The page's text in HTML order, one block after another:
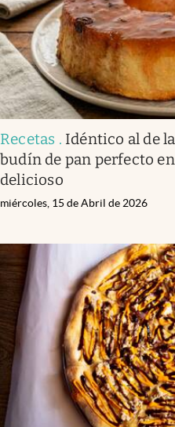
Recetas . Idéntico al de
budín de pan perfecto
delicioso
miércoles, 15 de Abril de 2026